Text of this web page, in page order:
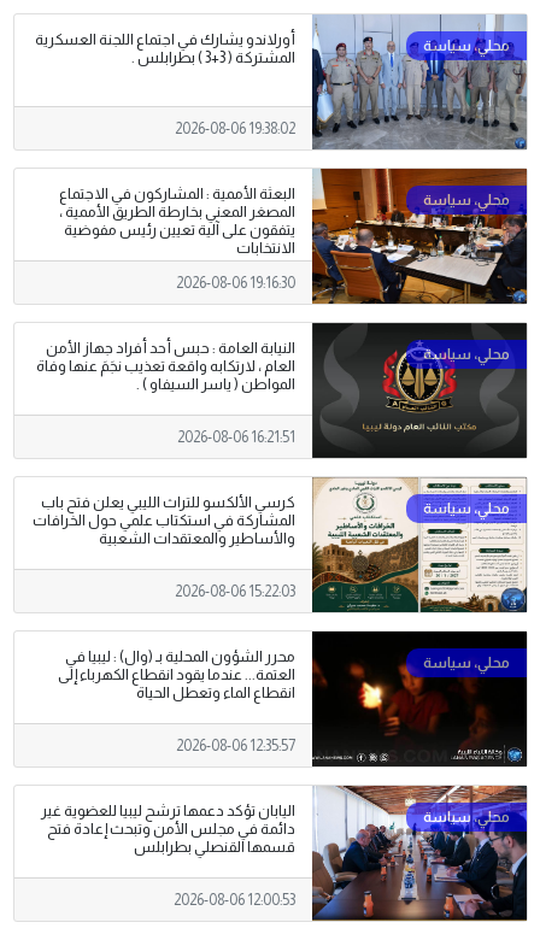
أورلاندو يشارك في اجتماع اللجنة العسكرية
المشتركة ( 3+3 ) بطرابلس .
2026-08-06 19:38:02
البعثة الأممية : المشاركون في الاجتماع
المصغر المعني بخارطة الطريق الأممية ،
يتفقون على آلية تعيين رئيس مفوضية
الانتخابات
2026-08-06 19:16:30
النيابة العامة : حبس أحد أفراد جهاز الأمن
العام ، لارتكابه واقعة تعذيب نجَمَ عنها وفاة
المواطن ( ياسر السيفاو ) .
2026-08-06 16:21:51
كرسي الألكسو للتراث الليبي يعلن فتح باب
المشاركة في استكتاب علمي حول الخرافات
والأساطير والمعتقدات الشعبية
2026-08-06 15:22:03
محرر الشؤون المحلية بـ (وال) : ليبيا في
العتمة... عندما يقود انقطاع الكهرباء إلى
انقطاع الماء وتعطل الحياة
2026-08-06 12:35:57
اليابان تؤكد دعمها ترشح ليبيا للعضوية غير
دائمة في مجلس الأمن وتبحث إعادة فتح
قسمها القنصلي بطرابلس
2026-08-06 12:00:53